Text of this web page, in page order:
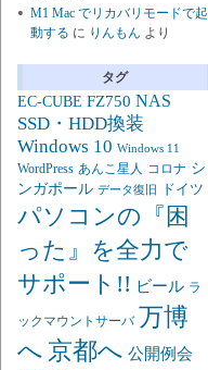
M1 Mac でリカバリモードで起
動する に りんもん より
タグ
EC-CUBE FZ750 NAS
SSD・HDD換装
Windows 10 Windows 11
WordPress あんこ星人 コロナ シ
ンガポール データ復旧 ドイツ
パソコンの『困
った』を全力で
サポート!! ビール ラ
ックマウントサーバ 万博
へ 京都へ 公開例会